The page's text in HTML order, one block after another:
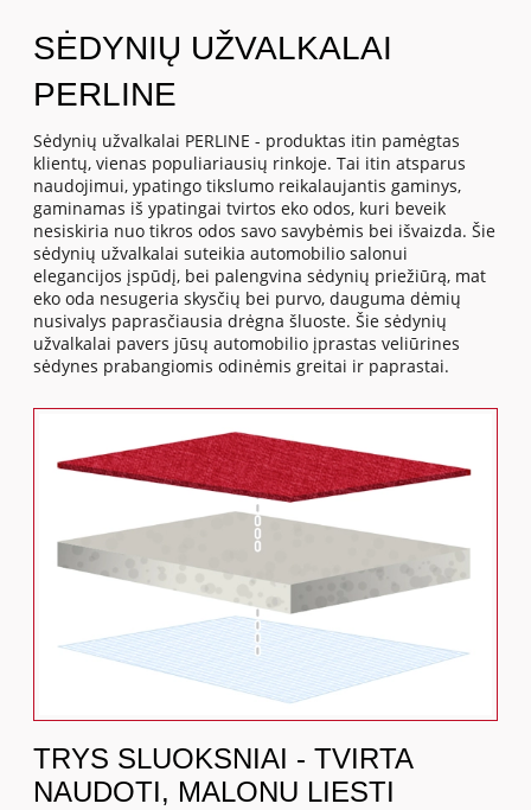
SĖDYNIŲ UŽVALKALAI
PERLINE
Sėdynių užvalkalai PERLINE - produktas itin pamėgtas
klientų, vienas populiariausių rinkoje. Tai itin atsparus
naudojimui, ypatingo tikslumo reikalaujantis gaminys,
gaminamas iš ypatingai tvirtos eko odos, kuri beveik
nesiskiria nuo tikros odos savo savybėmis bei išvaizda. Šie
sėdynių užvalkalai suteikia automobilio salonui
elegancijos įspūdį, bei palengvina sėdynių priežiūrą, mat
eko oda nesugeria skysčių bei purvo, dauguma dėmių
nusivalys paprasčiausia drėgna šluoste. Šie sėdynių
užvalkalai pavers jūsų automobilio įprastas veliūrines
sėdynes prabangiomis odinėmis greitai ir paprastai.
TRYS SLUOKSNIAI - TVIRTA
NAUDOTI, MALONU LIESTI